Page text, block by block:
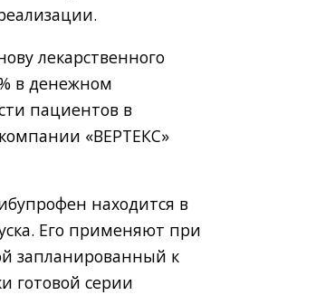
лекарственного
в денежном
пациентов в
«ВЕРТЕКС»
находится в
Его применяют при
запланированный к
готовой серии